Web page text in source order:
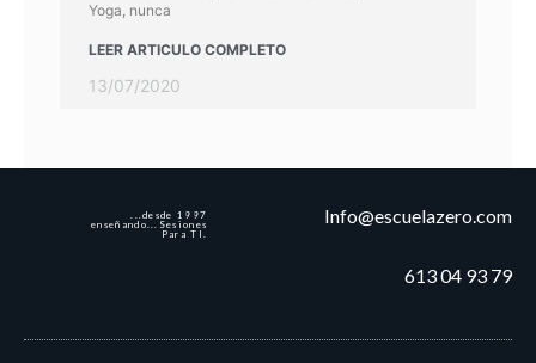
Yoga, nunca
LEER ARTICULO COMPLETO
13/07/2020
...desde 1997
enseñando...Sesiones
Para TI.
Info@escuelazero.com
613 04 93 79